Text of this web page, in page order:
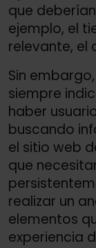
que
ejemplo, el
relevante, el
Sin
siempre
haber
buscando
el sitio web
que
realizar un
elementos
experiencia